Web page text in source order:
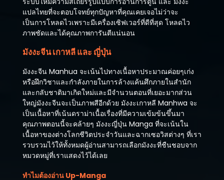
แปลไทยที่จะตอบโจทย์ทุกปัญหาที่คุณเคยเจอไม่ว่าจะ
เป็นการโหลดไวเพราะมีเครื่องเซิฟเวอร์ที่ดีที่สุด โหลดไว
ภาพชัดและได้คุณภาพการันตีแน่นอน
มังงะจีน เกาหลี และ ญี่ปุ่น
มังงะจีน Manhua จะเน้นไปทางเนื้อหาประมาณค่อยๆเก่ง
หรือฝึกวิชาและกำลังภายในการล้างแค้นศึกภายในสำนัก
และกลับชาติมาเกิดใหม่และมีจำนวนตอนที่เยอะมากส่วน
ใหญ่มังงะจีนจะเป็นภาพสีอีกด้วย มังงะเกาหลี Manhwa จะ
เป็นเนื้อหาที่เน้นดราม่าเนื้อเรื่องที่มีความเข้มข้นขึ้นมา
คุณภาพตอนนี้จะคล้ายๆ มังงะญี่ปุ่น Manga ที่จะเน้นใน
เนื้อหาของต่างโลกชีวิตประจำวันและฉากเซอวิสต่างๆ ที่เรา
รวบรวมไว้ให้ทั้งหมดผู้อ่านสามารถเลือกมังงะที่ชืนชอบจาก
หมวดหมู่ที่เราแสดงไว้ได้เลย
ทำไมต้องอ่าน Up-Manga